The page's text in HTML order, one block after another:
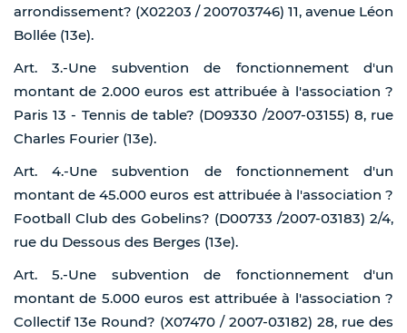
arrondissement? (X02203 / 200703746) 11, avenue Léon
Bollée (13e).
Art. 3.-Une subvention de fonctionnement d'un
montant de 2.000 euros est attribuée à l'association ?
Paris 13 - Tennis de table? (D09330 /2007-03155) 8, rue
Charles Fourier (13e).
Art. 4.-Une subvention de fonctionnement d'un
montant de 45.000 euros est attribuée à l'association ?
Football Club des Gobelins? (D00733 /2007-03183) 2/4,
rue du Dessous des Berges (13e).
Art. 5.-Une subvention de fonctionnement d'un
montant de 5.000 euros est attribuée à l'association ?
Collectif 13e Round? (X07470 / 2007-03182) 28, rue des